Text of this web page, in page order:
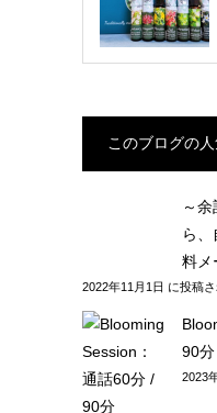
このブログの
～
ら
料メ
2022